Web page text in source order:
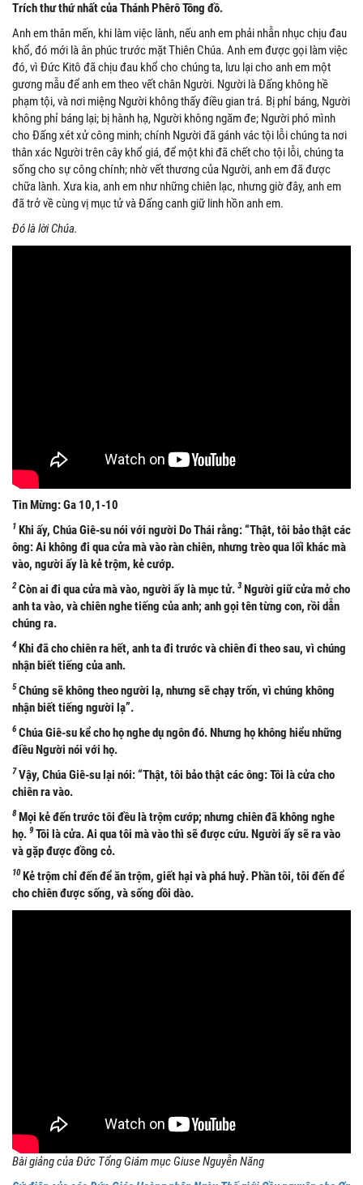
Trích thư thứ nhất của Thánh Phêrô Tông đồ.
Anh em thân mến, khi làm việc lành, nếu anh em phải nhẫn nhục chịu đau
khổ, đó mới là ân phúc trước mặt Thiên Chúa. Anh em được gọi làm việc
đó, vì Đức Kitô đã chịu đau khổ cho chúng ta, lưu lại cho anh em một
gương mẫu để anh em theo vết chân Người. Người là Đấng không hề
phạm tội, và nơi miệng Người không thấy điều gian trá. Bị phỉ báng, Người
không phỉ báng lại; bị hành hạ, Người không ngăm đe; Người phó mình
cho Đấng xét xử công minh; chính Người đã gánh vác tội lỗi chúng ta nơi
thân xác Người trên cây khổ giá, để một khi đã chết cho tội lỗi, chúng ta
sống cho sự công chính; nhờ vết thương của Người, anh em đã được
chữa lành. Xưa kia, anh em như những chiên lạc, nhưng giờ đây, anh em
đã trở về cùng vị mục tử và Đấng canh giữ linh hồn anh em.
Đó là lời Chúa.
Tin Mừng: Ga 10,1-10
1 Khi ấy, Chúa Giê-su nói với người Do Thái rằng: “Thật, tôi bảo thật các
ông: Ai không đi qua cửa mà vào ràn chiên, nhưng trèo qua lối khác mà
vào, người ấy là kẻ trộm, kẻ cướp.
2 Còn ai đi qua cửa mà vào, người ấy là mục tử. 3 Người giữ cửa mở cho
anh ta vào, và chiên nghe tiếng của anh; anh gọi tên từng con, rồi dẫn
chúng ra.
4 Khi đã cho chiên ra hết, anh ta đi trước và chiên đi theo sau, vì chúng
nhận biết tiếng của anh.
5 Chúng sẽ không theo người lạ, nhưng sẽ chạy trốn, vì chúng không
nhận biết tiếng người lạ”.
6 Chúa Giê-su kể cho họ nghe dụ ngôn đó. Nhưng họ không hiểu những
điều Người nói với họ.
7 Vậy, Chúa Giê-su lại nói: “Thật, tôi bảo thật các ông: Tôi là cửa cho
chiên ra vào.
8 Mọi kẻ đến trước tôi đều là trộm cướp; nhưng chiên đã không nghe
họ. 9Tôi là cửa. Ai qua tôi mà vào thì sẽ được cứu. Người ấy sẽ ra vào
và gặp được đồng cỏ.
10Kẻ trộm chỉ đến để ăn trộm, giết hại và phá huỷ. Phần tôi, tôi đến để
cho chiên được sống, và sống dồi dào.
Bài giảng của Ðức Tổng Giám mục Giuse Nguyễn Năng